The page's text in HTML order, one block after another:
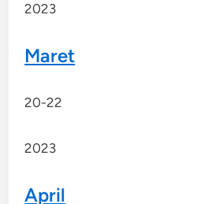
2023
Maret
20-22
2023
April